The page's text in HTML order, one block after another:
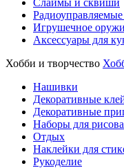
Слаймы и сквиши
Игрушечное
Аксессуары для
Хобби и творчество
Нашивки
Декоративные
Декоративные
Наборы для
Отдых
Наклейки для
Рукоделие